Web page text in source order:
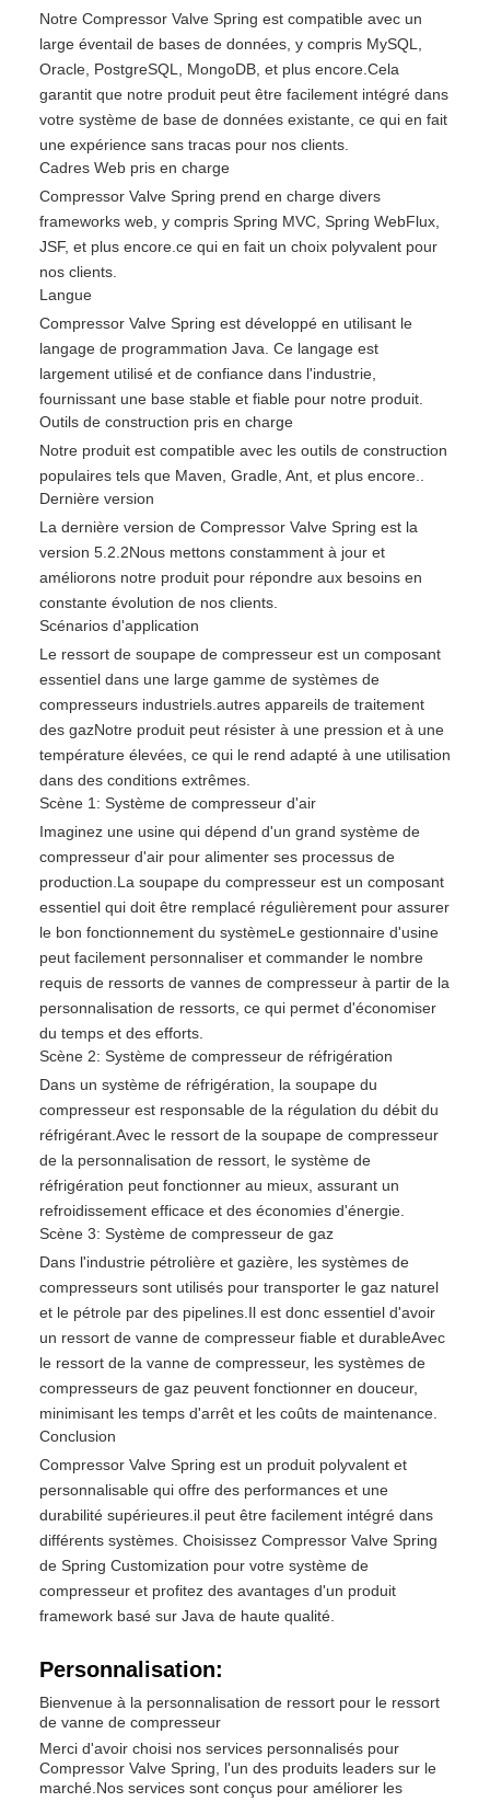
Notre Compressor Valve Spring est compatible avec un
large éventail de bases de données, y compris MySQL,
Oracle, PostgreSQL, MongoDB, et plus encore.Cela
garantit que notre produit peut être facilement intégré dans
votre système de base de données existante, ce qui en fait
une expérience sans tracas pour nos clients.
Cadres Web pris en charge
Compressor Valve Spring prend en charge divers
frameworks web, y compris Spring MVC, Spring WebFlux,
JSF, et plus encore.ce qui en fait un choix polyvalent pour
nos clients.
Langue
Compressor Valve Spring est développé en utilisant le
langage de programmation Java. Ce langage est
largement utilisé et de confiance dans l'industrie,
fournissant une base stable et fiable pour notre produit.
Outils de construction pris en charge
Notre produit est compatible avec les outils de construction
populaires tels que Maven, Gradle, Ant, et plus encore..
Dernière version
La dernière version de Compressor Valve Spring est la
version 5.2.2Nous mettons constamment à jour et
améliorons notre produit pour répondre aux besoins en
constante évolution de nos clients.
Scénarios d'application
Le ressort de soupape de compresseur est un composant
essentiel dans une large gamme de systèmes de
compresseurs industriels.autres appareils de traitement
des gazNotre produit peut résister à une pression et à une
température élevées, ce qui le rend adapté à une utilisation
dans des conditions extrêmes.
Scène 1: Système de compresseur d'air
Imaginez une usine qui dépend d'un grand système de
compresseur d'air pour alimenter ses processus de
production.La soupape du compresseur est un composant
essentiel qui doit être remplacé régulièrement pour assurer
le bon fonctionnement du systèmeLe gestionnaire d'usine
peut facilement personnaliser et commander le nombre
requis de ressorts de vannes de compresseur à partir de la
personnalisation de ressorts, ce qui permet d'économiser
du temps et des efforts.
Scène 2: Système de compresseur de réfrigération
Dans un système de réfrigération, la soupape du
compresseur est responsable de la régulation du débit du
réfrigérant.Avec le ressort de la soupape de compresseur
de la personnalisation de ressort, le système de
réfrigération peut fonctionner au mieux, assurant un
refroidissement efficace et des économies d'énergie.
Scène 3: Système de compresseur de gaz
Dans l'industrie pétrolière et gazière, les systèmes de
compresseurs sont utilisés pour transporter le gaz naturel
et le pétrole par des pipelines.Il est donc essentiel d'avoir
un ressort de vanne de compresseur fiable et durableAvec
le ressort de la vanne de compresseur, les systèmes de
compresseurs de gaz peuvent fonctionner en douceur,
minimisant les temps d'arrêt et les coûts de maintenance.
Conclusion
Compressor Valve Spring est un produit polyvalent et
personnalisable qui offre des performances et une
durabilité supérieures.il peut être facilement intégré dans
différents systèmes. Choisissez Compressor Valve Spring
de Spring Customization pour votre système de
compresseur et profitez des avantages d'un produit
framework basé sur Java de haute qualité.
Personnalisation:
Bienvenue à la personnalisation de ressort pour le ressort
de vanne de compresseur
Merci d'avoir choisi nos services personnalisés pour
Compressor Valve Spring, l'un des produits leaders sur le
marché.Nos services sont conçus pour améliorer les